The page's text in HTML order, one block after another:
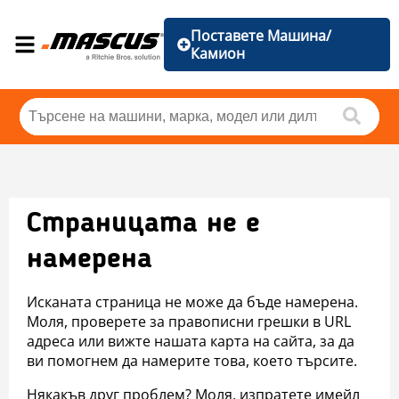
Поставете Машина/
Камион
Страницата не е
намерена
Исканата страница не може да бъде намерена.
Моля, проверете за правописни грешки в URL
адреса или вижте нашата карта на сайта, за да
ви помогнем да намерите това, което търсите.
Някакъв друг проблем? Моля, изпратете имейл